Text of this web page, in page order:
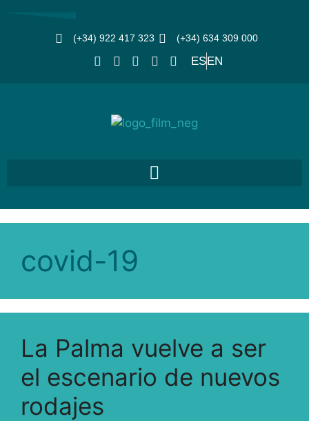
(+34) 922 417 323 (+34) 634 309 000
ESEN
covid-19
La Palma vuelve a ser
el escenario de nuevos
rodajes